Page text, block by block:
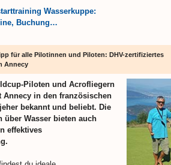
Wasserkuppe:
Buchung…
für alle Pilotinnen und Piloten: DHV-zertifiziertes
Annecy
Piloten und Acrofliegern
Annecy in den französischen
bekannt und beliebt. Die
über Wasser bieten auch
effektives